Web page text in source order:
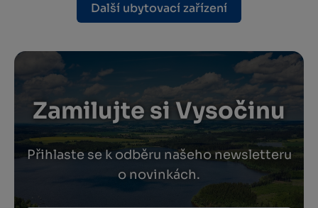
Další ubytovací zařízení
Zamilujte si Vysočinu
Přihlaste se k odběru našeho newsletteru
o novinkách.